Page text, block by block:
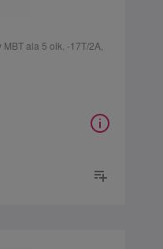
ala 5 oik. -17T/2A,